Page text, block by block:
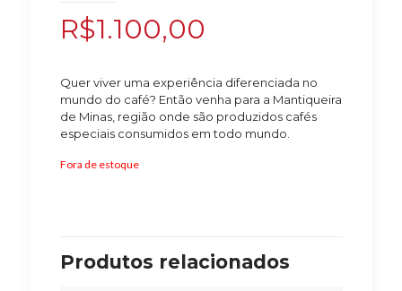
R$1.100,00
Quer viver uma experiência diferenciada no
mundo do café? Então venha para a Mantiqueira
de Minas, região onde são produzidos cafés
especiais consumidos em todo mundo.
Fora de estoque
Produtos relacionados